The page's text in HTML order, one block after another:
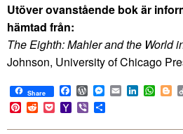
Utöver ovanstående bok är
hämtad från:
The Eighth: Mahler and the World
Johnson, University of Chicago
Share Facebook
WordPress
Messenger
EmailLinkedIn
Pinterest
RedditPocketYahoo
Mail
Viber